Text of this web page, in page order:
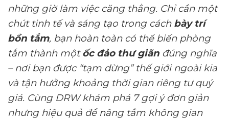
những giờ làm việc căng thẳng. Chỉ cần một
chút tinh tế và sáng tạo trong cách bày trí
bồn tắm, bạn hoàn toàn có thể biến phòng
tắm thành mộtốc đảo thư giãn đúng nghĩa
– nơi bạn được “tạm dừng” thế giới ngoài kia
và tận hưởng khoảng thời gian riêng tư quý
giá. Cùng DRW khám phá 7 gợi ý đơn giản
nhưng hiệu quả để nâng tầm không gian